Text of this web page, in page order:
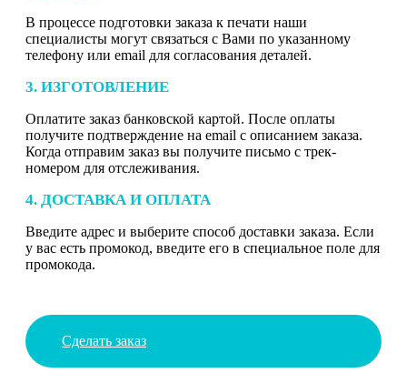
В процессе подготовки заказа к печати наши
специалисты могут связаться с Вами по указанному
телефону или email для согласования деталей.
3. ИЗГОТОВЛЕНИЕ
Оплатите заказ банковской картой. После оплаты
получите подтверждение на email с описанием заказа.
Когда отправим заказ вы получите письмо с трек-
номером для отслеживания.
4. ДОСТАВКА И ОПЛАТА
Введите адрес и выберите способ доставки заказа. Если
у вас есть промокод, введите его в специальное поле для
промокода.
Сделать заказ